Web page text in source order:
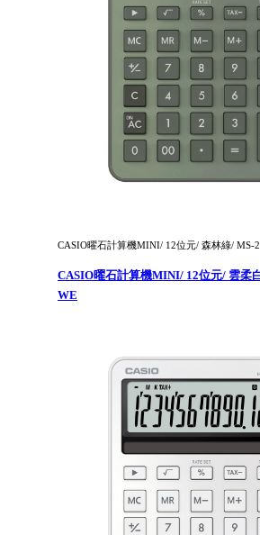
CASIO曜石計算機MINI/ 12位元/ 森林綠/ MS-
CASIO曜石計算機MINI/ 12位元/ 雲柔
WE